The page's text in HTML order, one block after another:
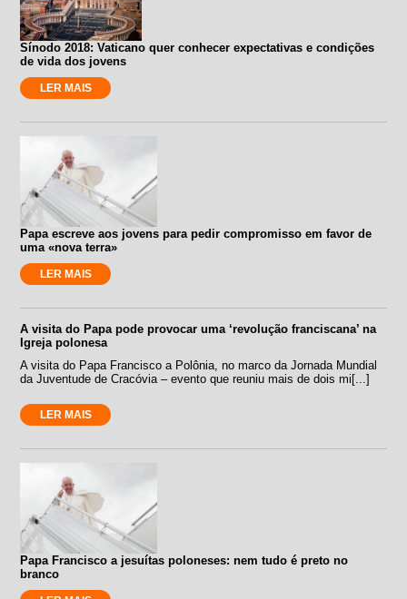
Sínodo 2018: Vaticano quer conhecer expectativas e condições
de vida dos jovens
LER MAIS
Papa escreve aos jovens para pedir compromisso em favor de
uma «nova terra»
LER MAIS
A visita do Papa pode provocar uma ‘revolução franciscana’ na
Igreja polonesa
A visita do Papa Francisco a Polônia, no marco da Jornada Mundial
da Juventude de Cracóvia – evento que reuniu mais de dois mi[...]
LER MAIS
Papa Francisco a jesuítas poloneses: nem tudo é preto no
branco